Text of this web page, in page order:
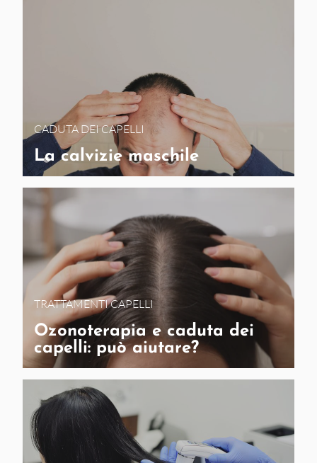
CADUTA DEI CAPELLI
La calvizie maschile
TRATTAMENTI CAPELLI
Ozonoterapia e caduta dei
capelli: può aiutare?